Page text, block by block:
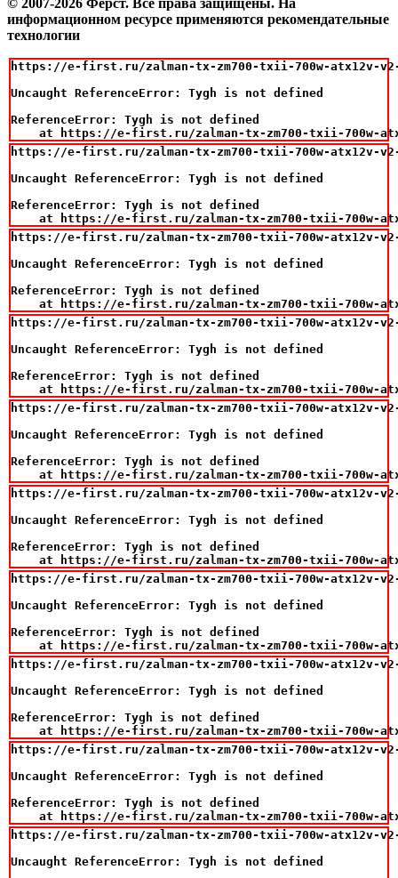
информационном ресурсе применяются рекомендательные
технологии
https://e-first.ru/zalman-tx-zm700-txii-700w-atx12v-v2-
Uncaught ReferenceError: Tygh is not defined
ReferenceError: Tygh is not defined
at https://e-first.ru/zalman-tx-zm700-txii-700w-
https://e-first.ru/zalman-tx-zm700-txii-700w-atx12v-v2-
Uncaught ReferenceError: Tygh is not defined
ReferenceError: Tygh is not defined
at https://e-first.ru/zalman-tx-zm700-txii-700w-
https://e-first.ru/zalman-tx-zm700-txii-700w-atx12v-v2-
Uncaught ReferenceError: Tygh is not defined
ReferenceError: Tygh is not defined
at https://e-first.ru/zalman-tx-zm700-txii-700w-
https://e-first.ru/zalman-tx-zm700-txii-700w-atx12v-v2-
Uncaught ReferenceError: Tygh is not defined
ReferenceError: Tygh is not defined
at https://e-first.ru/zalman-tx-zm700-txii-700w-
https://e-first.ru/zalman-tx-zm700-txii-700w-atx12v-v2-
Uncaught ReferenceError: Tygh is not defined
ReferenceError: Tygh is not defined
at https://e-first.ru/zalman-tx-zm700-txii-700w-
https://e-first.ru/zalman-tx-zm700-txii-700w-atx12v-v2-
Uncaught ReferenceError: Tygh is not defined
ReferenceError: Tygh is not defined
at https://e-first.ru/zalman-tx-zm700-txii-700w-
https://e-first.ru/zalman-tx-zm700-txii-700w-atx12v-v2-
Uncaught ReferenceError: Tygh is not defined
ReferenceError: Tygh is not defined
at https://e-first.ru/zalman-tx-zm700-txii-700w-
https://e-first.ru/zalman-tx-zm700-txii-700w-atx12v-v2-
Uncaught ReferenceError: Tygh is not defined
ReferenceError: Tygh is not defined
at https://e-first.ru/zalman-tx-zm700-txii-700w-
https://e-first.ru/zalman-tx-zm700-txii-700w-atx12v-v2-
Uncaught ReferenceError: Tygh is not defined
ReferenceError: Tygh is not defined
at https://e-first.ru/zalman-tx-zm700-txii-700w-
https://e-first.ru/zalman-tx-zm700-txii-700w-atx12v-v2-
Uncaught ReferenceError: Tygh is not defined